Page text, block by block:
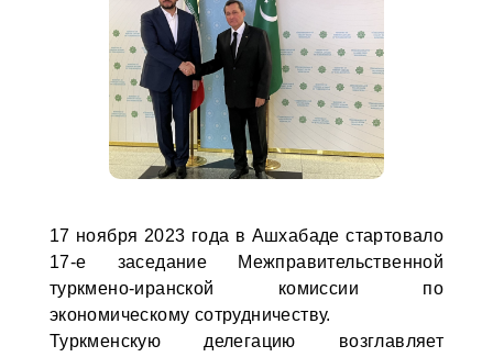
17 ноября 2023 года в Ашхабаде стартовало
17-е заседание Межправительственной
туркмено-иранской комиссии по
экономическому сотрудничеству.
Туркменскую делегацию возглавляет